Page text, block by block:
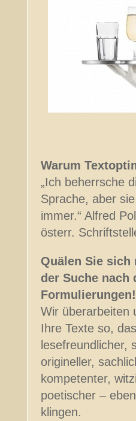
Warum
„Ich beherrsche
Sprache, aber
immer.“ Alfred
österr.
Quälen Sie
der Suche nach
Formulierungen!
Wir überarbeiten
Ihre Texte so,
lesefreundlicher,
origineller,
kompetenter,
poetischer –
klingen.